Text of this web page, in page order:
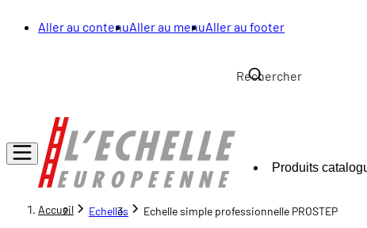
Aller au contenuAller au menuAller au footer
Produits
Accueil Echelles Echelle simple professionnelle PROSTEP